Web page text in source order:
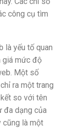
công cụ tìm
là yếu tố quan
giá mức độ
Một số
ra một trang
so với tên
đa dạng của
cũng là một